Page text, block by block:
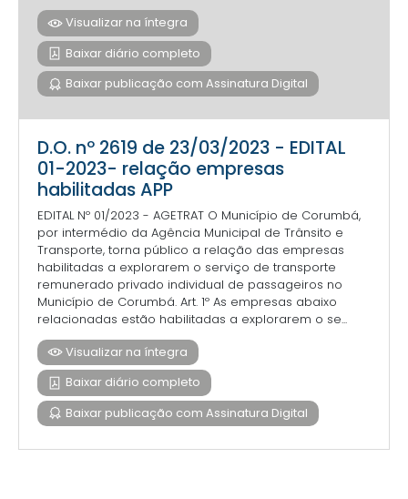
Visualizar na íntegra
Baixar diário completo
Baixar publicação com Assinatura Digital
D.O. nº 2619 de 23/03/2023 - EDITAL
01-2023- relação empresas
habilitadas APP
EDITAL Nº 01/2023 - AGETRAT O Município de Corumbá,
por intermédio da Agência Municipal de Trânsito e
Transporte, torna público a relação das empresas
habilitadas a explorarem o serviço de transporte
remunerado privado individual de passageiros no
Município de Corumbá. Art. 1º As empresas abaixo
relacionadas estão habilitadas a explorarem o se...
Visualizar na íntegra
Baixar diário completo
Baixar publicação com Assinatura Digital